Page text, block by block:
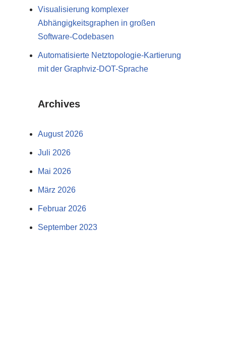
Visualisierung komplexer
Abhängigkeitsgraphen in großen
Software-Codebasen
Automatisierte Netztopologie-Kartierung
mit der Graphviz-DOT-Sprache
Archives
August 2026
Juli 2026
Mai 2026
März 2026
Februar 2026
September 2023